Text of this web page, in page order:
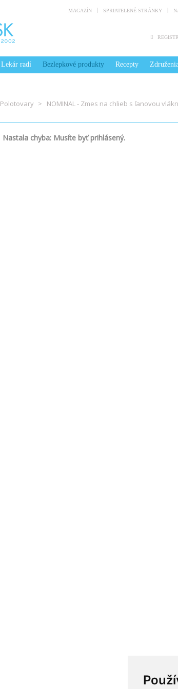
MAGAZÍN SPRIATELENÉ STRÁNKY
Lekár radí Bezlepkové produkty Recepty
Polotovary
NOMINAL - Zmes na chlieb s ľanovou
Nastala chyba: Musíte byť prihlásený.